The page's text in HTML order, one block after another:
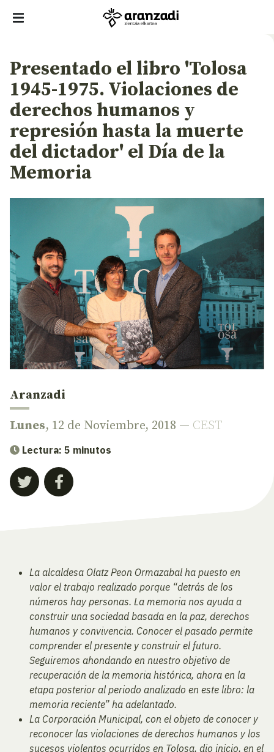
Presentado el libro 'Tolosa
1945-1975. Violaciones de
derechos humanos y
represión hasta la muerte
del dictador' el Día de la
Memoria
Aranzadi
Lunes, 12 de Noviembre, 2018 — CEST
Lectura: 5 minutos
La alcaldesa Olatz Peon Ormazabal ha puesto en
valor el trabajo realizado porque “detrás de los
números hay personas. La memoria nos ayuda a
construir una sociedad basada en la paz, derechos
humanos y convivencia. Conocer el pasado permite
comprender el presente y construir el futuro.
Seguiremos ahondando en nuestro objetivo de
recuperación de la memoria histórica, ahora en la
etapa posterior al periodo analizado en este libro: la
memoria reciente” ha adelantado.
La Corporación Municipal, con el objeto de conocer y
reconocer las violaciones de derechos humanos y los
sucesos violentos ocurridos en Tolosa, dio inicio, en el